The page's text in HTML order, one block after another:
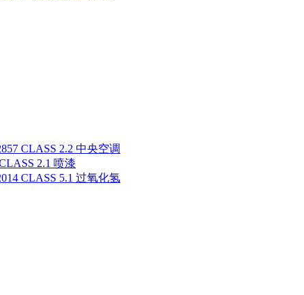
CLASS 2.2 中央空调
2.1 喷漆
CLASS 5.1 过氧化氢